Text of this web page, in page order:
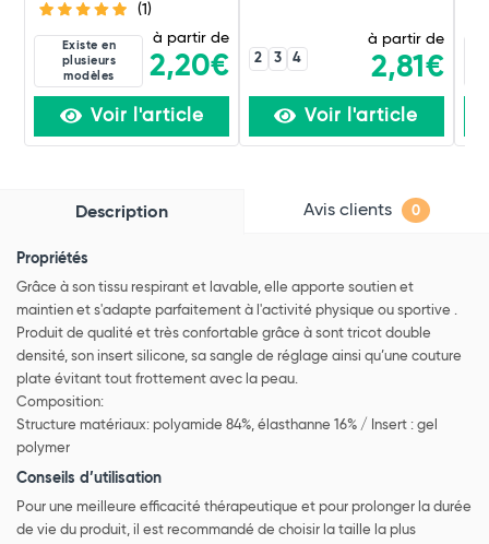
(1)
Existe en
plusieurs
modèles
à partir de
2,20€
Voir l'article
2 3 4
à partir de
2,81€
Voir l'article
Description Avis clients 0
Propriétés
Grâce à son tissu respirant et lavable, elle apporte soutien et
maintien et s'adapte parfaitement à l'activité physique ou sportive .
Produit de qualité et très confortable grâce à sont tricot double
densité, son insert silicone, sa sangle de réglage ainsi qu’une couture
plate évitant tout frottement avec la peau.
Composition:
Structure matériaux: polyamide 84%, élasthanne 16% / Insert : gel
polymer
Conseils d’utilisation
Pour une meilleure efficacité thérapeutique et pour prolonger la durée
de vie du produit, il est recommandé de choisir la taille la plus